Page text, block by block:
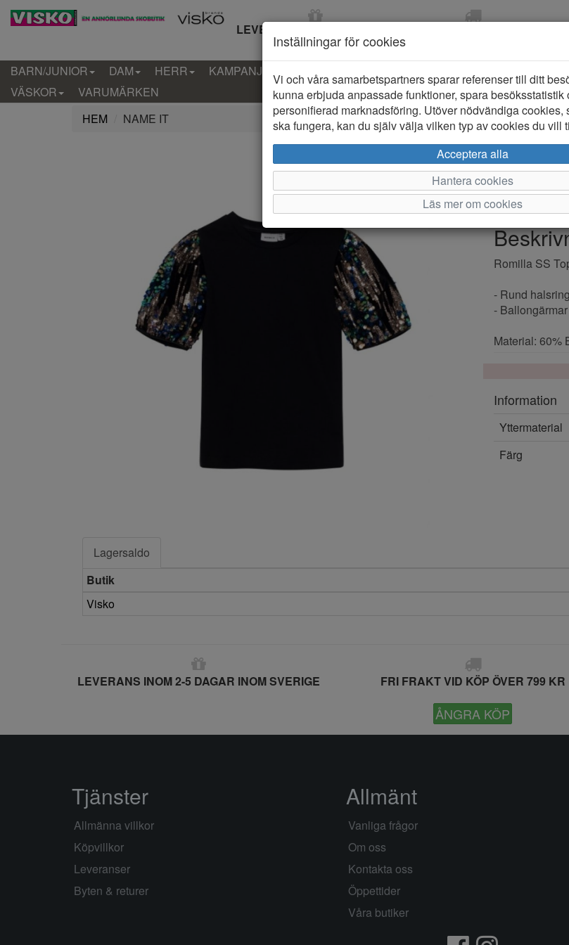
LEVERANS INOM 2-5 DAGAR
BARN/JUNIOR DAM HERR KAMPANJ KLÄDER-BARN
VÄSKOR
VARUMÄRKEN
HEM
NAME IT
Varumärke:
Artikelnummer:
Romilla SS
- Rund
-
Material: 60%
Information
Yttermaterial
Färg
Lagersaldo
Butik
Visko
LEVERANS INOM 2-5 DAGAR INOM SVERIGE FRI FRAKT VID KÖP ÖVER 799 KR
ÅNGRA KÖP
Inställningar för cookies
Vi och våra samarbetspartners sparar referenser till ditt
kunna erbjuda anpassade funktioner, spara besöksstatistik
personifierad marknadsföring. Utöver nödvändiga cookies,
ska fungera, kan du själv välja vilken typ av cookies du vill
Acceptera alla
Hantera cookies
Läs mer om cookies
Tjänster
Allmänna villkor
Köpvillkor
Leveranser
Byten & returer
Allmänt
Vanliga frågor
Om oss
Kontakta oss
Öppettider
Våra butiker